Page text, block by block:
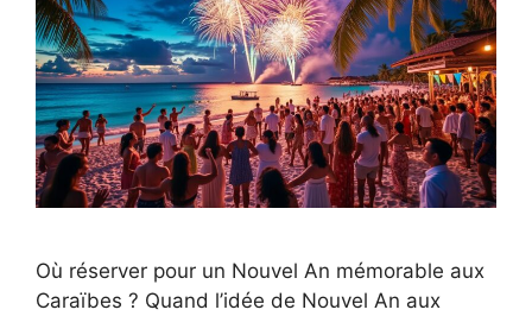
Où réserver pour un Nouvel An mémorable aux
Caraïbes ? Quand l’idée de Nouvel An aux